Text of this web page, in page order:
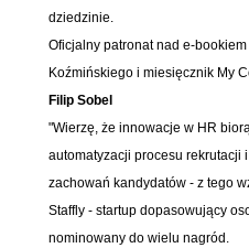
dziedzinie.
Oficjalny patronat nad e-
Koźmińskiego i miesięcznik My
Filip Sobel
"Wierzę, że innowacje w HR
automatyzacji procesu rekrutacji
zachowań kandydatów - z tego
Staffly - startup dopasowujący
nominowany do wielu nagród.